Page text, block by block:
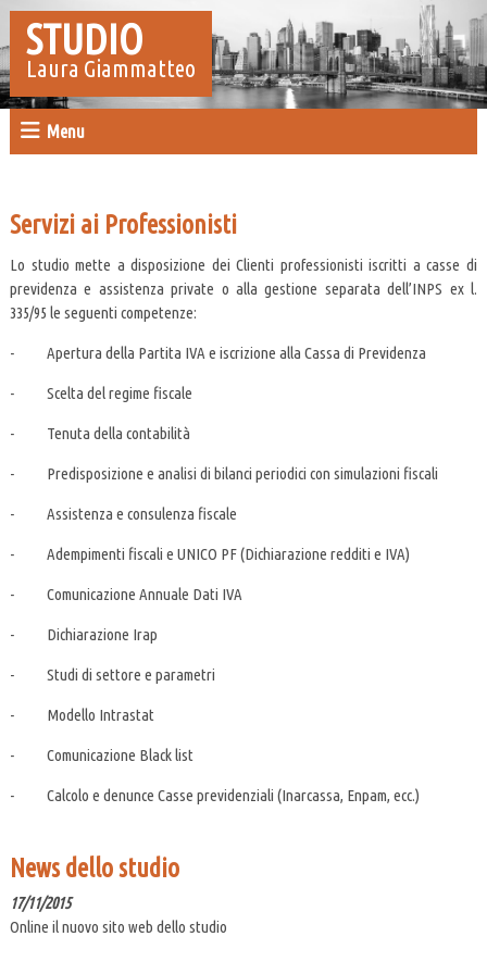
STUDIO
Laura Giammatteo
Menu
Servizi ai Professionisti
Lo studio mette a disposizione dei Clienti professionisti iscritti a casse di
previdenza e assistenza private o alla gestione separata dell’INPS ex l.
335/95 le seguenti competenze:
- Apertura della Partita IVA e iscrizione alla Cassa di Previdenza
- Scelta del regime fiscale
- Tenuta della contabilità
- Predisposizione e analisi di bilanci periodici con simulazioni fiscali
- Assistenza e consulenza fiscale
- Adempimenti fiscali e UNICO PF (Dichiarazione redditi e IVA)
- Comunicazione Annuale Dati IVA
- Dichiarazione Irap
- Studi di settore e parametri
- Modello Intrastat
- Comunicazione Black list
- Calcolo e denunce Casse previdenziali (Inarcassa, Enpam, ecc.)
News dello studio
17/11/2015
Online il nuovo sito web dello studio